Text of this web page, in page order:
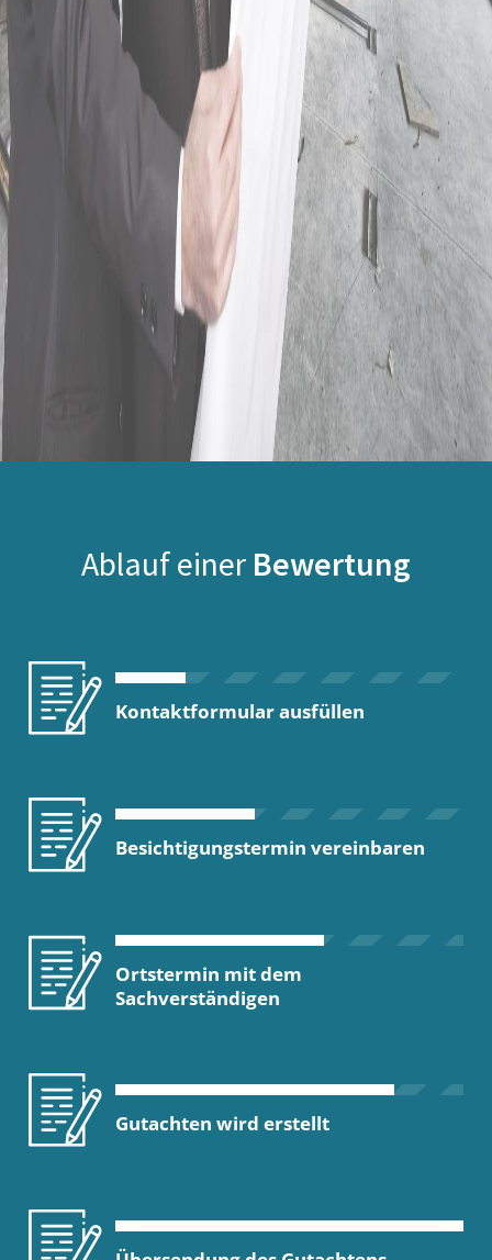
Ablauf einer Bewertung
Kontaktformular ausfüllen
Besichtigungstermin vereinbaren
Ortstermin mit dem
Sachverständigen
Gutachten wird erstellt